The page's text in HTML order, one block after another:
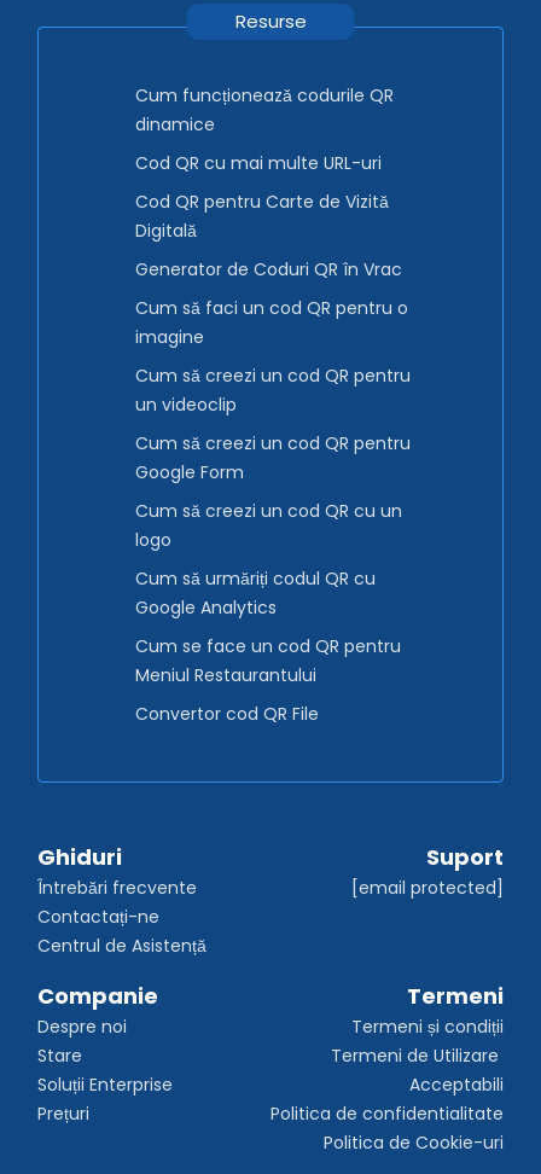
Resurse
Cum funcționează codurile QR
dinamice
Cod QR cu mai multe URL-uri
Cod QR pentru Carte de Vizită
Digitală
Generator de Coduri QR în Vrac
Cum să faci un cod QR pentru o
imagine
Cum să creezi un cod QR pentru
un videoclip
Cum să creezi un cod QR pentru
Google Form
Cum să creezi un cod QR cu un
logo
Cum să urmăriți codul QR cu
Google Analytics
Cum se face un cod QR pentru
Meniul Restaurantului
Convertor cod QR File
Ghiduri
Întrebări frecvente
Contactați-ne
Centrul de Asistență
Suport
[email protected]
Companie
Despre noi
Stare
Soluții Enterprise
Prețuri
Termeni
Termeni și condiții
Termeni de Utilizare
Acceptabili
Politica de confidentialitate
Politica de Cookie-uri